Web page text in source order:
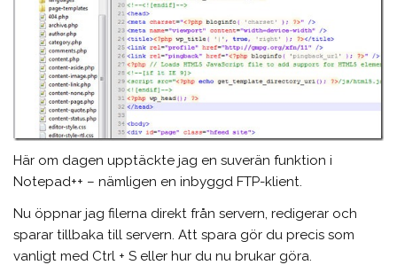
Här om dagen upptäckte jag en suverän funktion i
Notepad++ – nämligen en inbyggd FTP-klient.
Nu öppnar jag filerna direkt från servern, redigerar och
sparar tillbaka till servern. Att spara gör du precis som
vanligt med Ctrl + S eller hur du nu brukar göra.